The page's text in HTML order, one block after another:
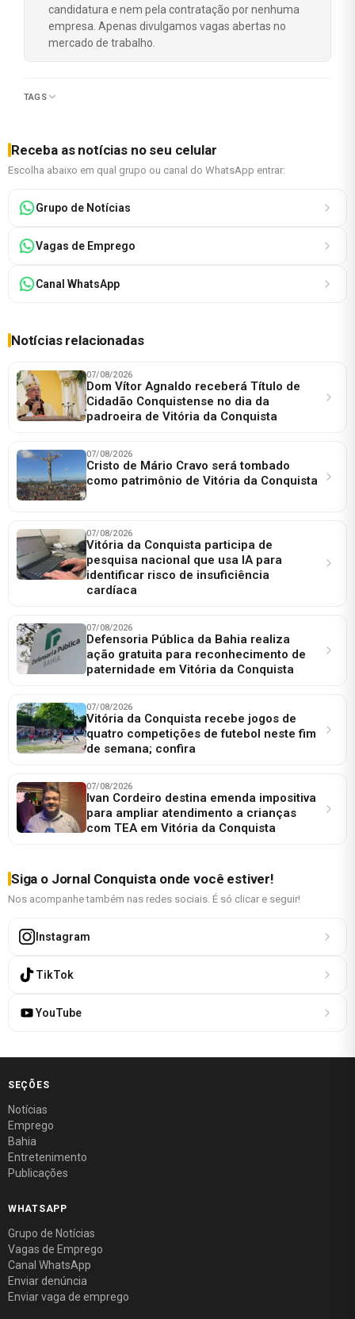
candidatura e nem pela contratação por nenhuma
empresa. Apenas divulgamos vagas abertas no
mercado de trabalho.
TAGS
Receba as notícias no seu celular
Escolha abaixo em qual grupo ou canal do WhatsApp entrar:
Grupo de Notícias
Vagas de Emprego
Canal WhatsApp
Notícias relacionadas
07/08/2026
Dom Vítor Agnaldo receberá Título de
Cidadão Conquistense no dia da
padroeira de Vitória da Conquista
07/08/2026
Cristo de Mário Cravo será tombado
como patrimônio de Vitória da Conquista
07/08/2026
Vitória da Conquista participa de
pesquisa nacional que usa IA para
identificar risco de insuficiência
cardíaca
07/08/2026
Defensoria Pública da Bahia realiza
ação gratuita para reconhecimento de
paternidade em Vitória da Conquista
07/08/2026
Vitória da Conquista recebe jogos de
quatro competições de futebol neste fim
de semana; confira
07/08/2026
Ivan Cordeiro destina emenda impositiva
para ampliar atendimento a crianças
com TEA em Vitória da Conquista
Siga o Jornal Conquista onde você estiver!
Nos acompanhe também nas redes sociais. É só clicar e seguir!
Instagram
TikTok
YouTube
SEÇÕES
Notícias
Emprego
Bahia
Entretenimento
Publicações
WHATSAPP
Grupo de Notícias
Vagas de Emprego
Canal WhatsApp
Enviar denúncia
Enviar vaga de emprego